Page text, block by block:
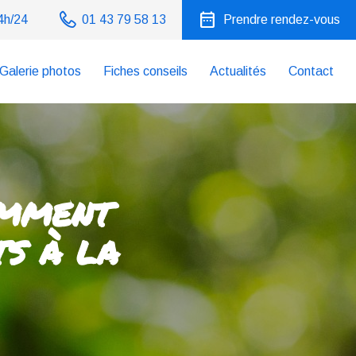
24 01 43 79 58 13 date_range Prendre rendez-vous
Galerie photos Fiches conseils Actualités Contact
à la